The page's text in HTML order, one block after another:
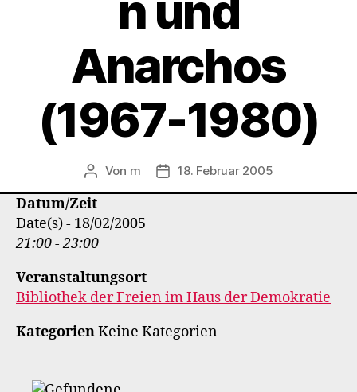
Anarchos
(1967-1980)
Beitragsautor
Von m Veröffentlichungsdatum
18. Februar 2005
Datum/Zeit
Date(s) - 18/02/2005
21:00 - 23:00
Veranstaltungsort
Bibliothek der Freien im Haus der Demokratie
KategorienKeine Kategorien